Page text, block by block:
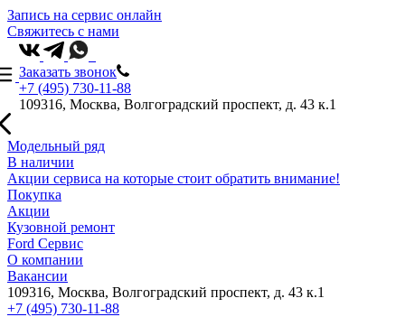
Запись на сервис онлайн
Свяжитесь с нами
Заказать звонок
+7 (495) 730-11-88
109316, Москва, Волгоградский проспект, д. 43 к.1
Модельный ряд
В наличии
Акции сервиса на которые стоит обратить внимание!
Покупка
Акции
Кузовной ремонт
Ford Сервис
О компании
Вакансии
109316, Москва, Волгоградский проспект, д. 43 к.1
+7 (495) 730-11-88